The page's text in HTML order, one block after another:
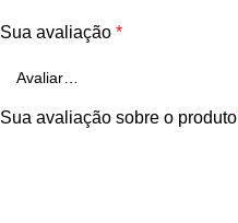
Sua avaliação *
Sua avaliação sobre o produto